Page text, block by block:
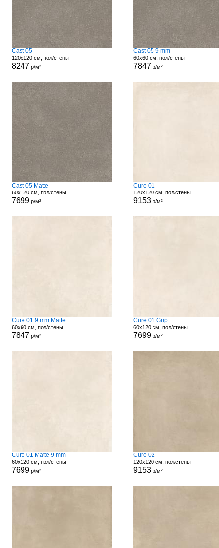
Cast 05
120x120 см, пол/стены
8247 р/м²
Cast 05 9 mm
60x60 см, пол/стены
7847 р/м²
Cast 05 Matte
60x120 см, пол/стены
7699р/м²
Cure 01
120x120 см, пол/стены
9153р/м²
Cure 01 9 mm Matte
60x60 см, пол/стены
7847 р/м²
Cure 01 Grip
60x120 см, пол/стены
7699р/м²
Cure 01 Matte 9 mm
60x120 см, пол/стены
7699р/м²
Cure 02
120x120 см, пол/стены
9153р/м²